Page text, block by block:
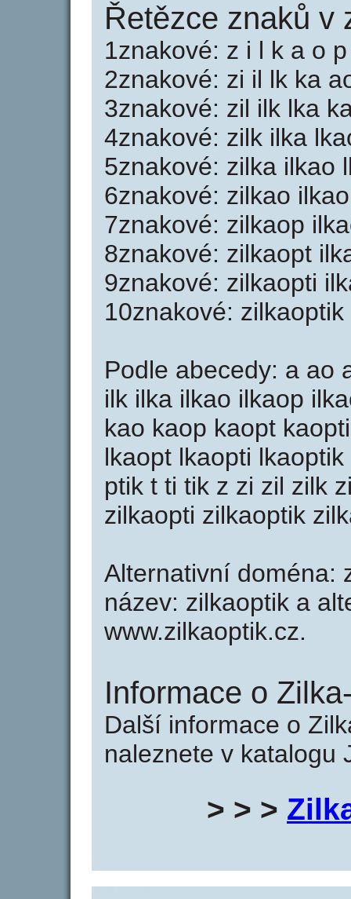
Řetězce znaků v
1znakové: z i l k a o
2znakové: zi il lk ka
3znakové: zil ilk lka
4znakové: zilk ilka
5znakové: zilka ilkao
6znakové: zilkao
7znakové: zilkaop
8znakové: zilkaopt
9znakové: zilkaopti
10znakové: zilkaoptik
Podle abecedy: a ao
ilk ilka ilkao ilkaop
kao kaop kaopt
lkaopt lkaopti
ptik t ti tik z zi zil zilk
zilkaopti zilkaoptik
Alternativní doména:
název: zilkaoptik a
www.zilkaoptik.cz.
Informace o
Další informace o
naleznete v katalogu
> > >